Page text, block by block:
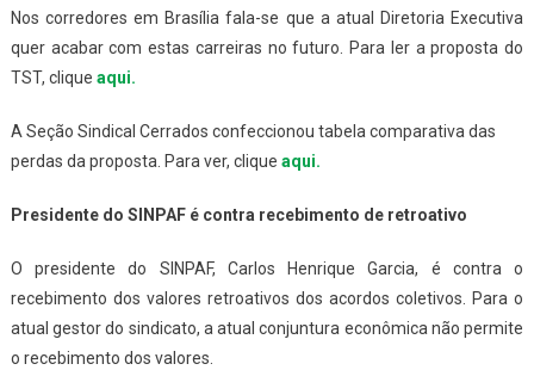
Nos corredores em Brasília fala-se que a atual Diretoria Executiva
quer acabar com estas carreiras no futuro. Para ler a proposta do
TST, clique aqui.
A Seção Sindical Cerrados confeccionou tabela comparativa das
perdas da proposta. Para ver, clique aqui.
Presidente do SINPAF é contra recebimento de retroativo
O presidente do SINPAF, Carlos Henrique Garcia, é contra o
recebimento dos valores retroativos dos acordos coletivos. Para o
atual gestor do sindicato, a atual conjuntura econômica não permite
o recebimento dos valores.